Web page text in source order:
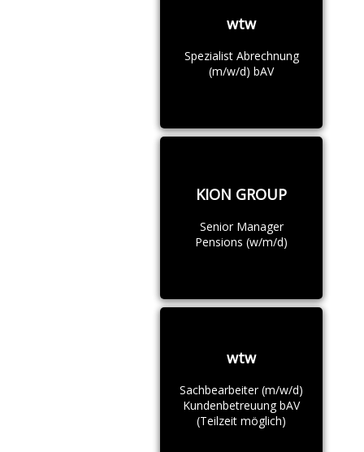
wtw
Spezialist Abrechnung
(m/w/d) bAV
KION GROUP
Senior Manager
Pensions (w/m/d)
wtw
Sachbearbeiter (m/w/d)
Kundenbetreuung bAV
(Teilzeit möglich)